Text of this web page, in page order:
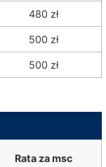
480 zł
500 zł
500 zł
Rata za msc